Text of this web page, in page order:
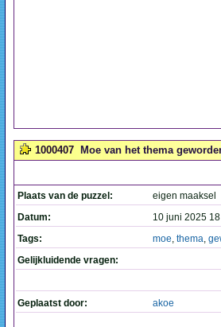
1000407 Moe van het thema
Plaats van de puzzel:
eigen maaksel
Datum:
10 juni 2025
Tags:
moe, thema,
Gelijkluidende vragen:
Geplaatst door: akoe